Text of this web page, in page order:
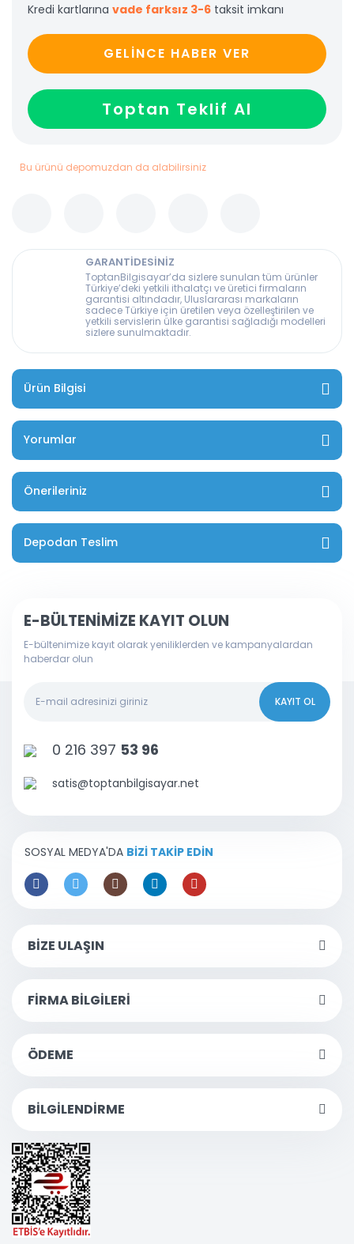
Kredi kartlarına vade farksız 3-6 taksit imkanı
GELİNCE HABER VER
Toptan Teklif Al
Bu ürünü depomuzdan da alabilirsiniz
GARANTİDESİNİZ
ToptanBilgisayar’da sizlere sunulan tüm ürünler
Türkiye’deki yetkili ithalatçı ve üretici firmaların
garantisi altındadır, Uluslararası markaların
sadece Türkiye için üretilen veya özelleştirilen ve
yetkili servislerin ülke garantisi sağladığı modelleri
sizlere sunulmaktadır.
Ürün Bilgisi
Yorumlar
Önerileriniz
Depodan Teslim
E-BÜLTENİMİZE KAYIT OLUN
E-bültenimize kayıt olarak yeniliklerden ve kampanyalardan
haberdar olun
KAYIT OL
0 216 397 53 96
satis@toptanbilgisayar.net
SOSYAL MEDYA'DA BİZİ TAKİP EDİN
BİZE ULAŞIN
FİRMA BİLGİLERİ
ÖDEME
BİLGİLENDİRME